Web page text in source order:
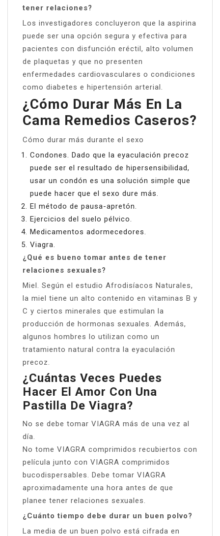
tener relaciones?
Los investigadores concluyeron que la aspirina
puede ser una opción segura y efectiva para
pacientes con disfunción eréctil, alto volumen
de plaquetas y que no presenten
enfermedades cardiovasculares o condiciones
como diabetes e hipertensión arterial.
¿Cómo Durar Más En La
Cama Remedios Caseros?
Cómo durar más durante el sexo
Condones. Dado que la eyaculación precoz
puede ser el resultado de hipersensibilidad,
usar un condón es una solución simple que
puede hacer que el sexo dure más.
El método de pausa-apretón.
Ejercicios del suelo pélvico.
Medicamentos adormecedores.
Viagra.
¿Qué es bueno tomar antes de tener
relaciones sexuales?
Miel. Según el estudio Afrodisíacos Naturales,
la miel tiene un alto contenido en vitaminas B y
C y ciertos minerales que estimulan la
producción de hormonas sexuales. Además,
algunos hombres lo utilizan como un
tratamiento natural contra la eyaculación
precoz.
¿Cuántas Veces Puedes
Hacer El Amor Con Una
Pastilla De Viagra?
No se debe tomar VIAGRA más de una vez al
día.
No tome VIAGRA comprimidos recubiertos con
película junto con VIAGRA comprimidos
bucodispersables. Debe tomar VIAGRA
aproximadamente una hora antes de que
planee tener relaciones sexuales.
¿Cuánto tiempo debe durar un buen polvo?
La media de un buen polvo está cifrada en